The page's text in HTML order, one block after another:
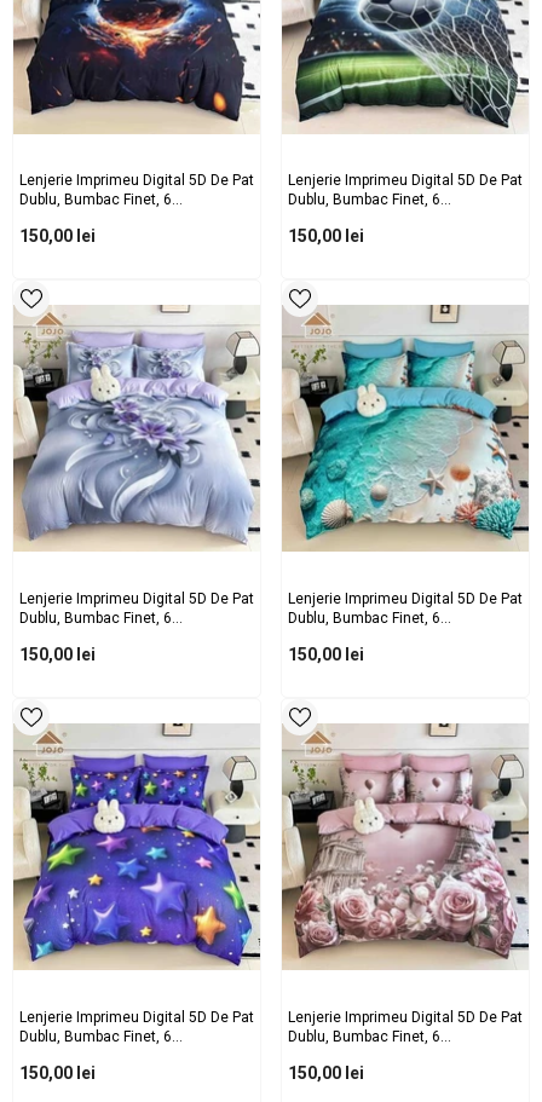
Lenjerie Imprimeu Digital 5D De Pat
Dublu, Bumbac Finet, 6
De Perna Dreptunghiulare Si 2 Fete
150,00 lei
Lenjerie Imprimeu Digital 5D De Pat
Dublu, Bumbac Finet, 6
De Perna Dreptunghiulare Si 2 Fete
150,00 lei
Lenjerie Imprimeu Digital 5D De Pat
Dublu, Bumbac Finet, 6
De Perna Dreptunghiulare Si 2 Fete
150,00 lei
Lenjerie Imprimeu Digital 5D De Pat
Dublu, Bumbac Finet, 6
De Perna Dreptunghiulare Si 2 Fete
150,00 lei
Lenjerie Imprimeu Digital 5D De Pat
Dublu, Bumbac Finet, 6
De Perna Dreptunghiulare Si 2 Fete
150,00 lei
Lenjerie Imprimeu Digital 5D De Pat
Dublu, Bumbac Finet, 6
De Perna Dreptunghiulare Si 2 Fete
150,00 lei